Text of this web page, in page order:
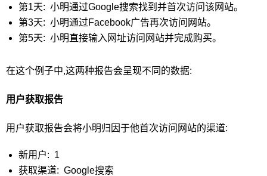
第1天: 小明通过Google搜索找到并首次访问该网站。
第3天: 小明通过Facebook广告再次访问网站。
第5天: 小明直接输入网址访问网站并完成购买。
在这个例子中,这两种报告会呈现不同的数据:
用户获取报告
用户获取报告会将小明归因于他首次访问网站的渠道:
新用户: 1
获取渠道: Google搜索